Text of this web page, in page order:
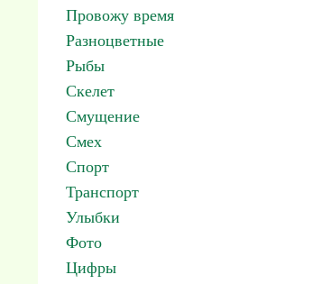
Провожу время
Разноцветные
Рыбы
Скелет
Смущение
Смех
Спорт
Транспорт
Улыбки
Фото
Цифры